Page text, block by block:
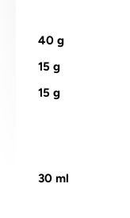
40 g
15 g
15 g
30 ml